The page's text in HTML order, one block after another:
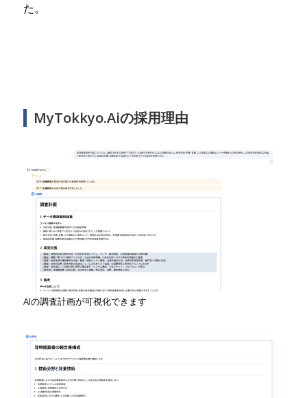
た。
MyTokkyo.Aiの採用理由
AIの調査計画が可視化できます